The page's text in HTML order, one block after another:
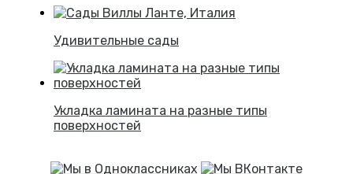
Удивительные сады
Укладка ламината на разные типы
поверхностей